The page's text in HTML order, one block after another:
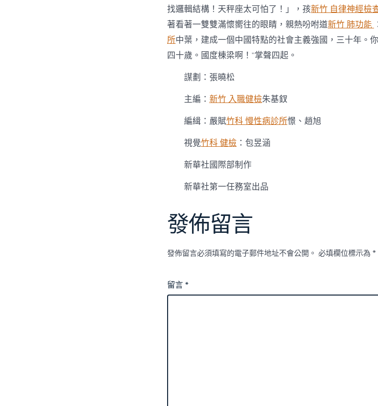
找邏輯結構！天秤座太可怕了！」，孩新竹 自律神經檢
著看著一雙雙滿懷嚮往的眼睛，親熱吩咐道新竹 肺功能
所中葉，建成一個中國特點的社會主義強國，三十年。
四十歲。國度棟梁啊！”掌聲四起。
謀劃：張曉松
主編： 新竹 入職健檢朱基釵
編緝：嚴賦竹科 慢性病診所憬、趙旭
視覺竹科 健檢 ：包昱涵
新華社國際部制作
新華社第一任務室出品
發佈留言
發佈留言必須填寫的電子郵件地址不會公開。 必填欄位標示為 *
留言*